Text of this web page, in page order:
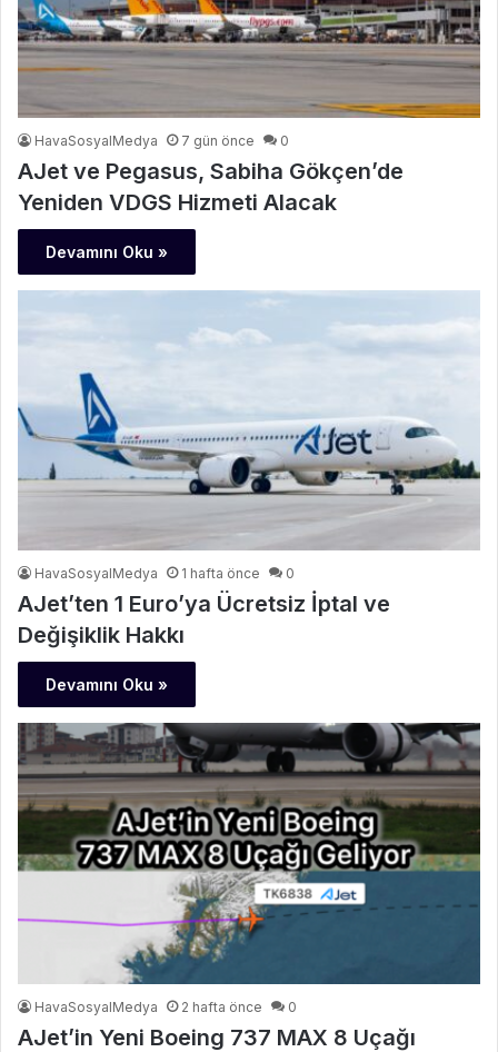
HavaSosyalMedya 7 gün önce 0
AJet ve Pegasus, Sabiha Gökçen’de
Yeniden VDGS Hizmeti Alacak
Devamını Oku »
HavaSosyalMedya 1 hafta önce 0
AJet’ten 1 Euro’ya Ücretsiz İptal ve
Değişiklik Hakkı
Devamını Oku »
HavaSosyalMedya 2 hafta önce 0
AJet’in Yeni Boeing 737 MAX 8 Uçağı